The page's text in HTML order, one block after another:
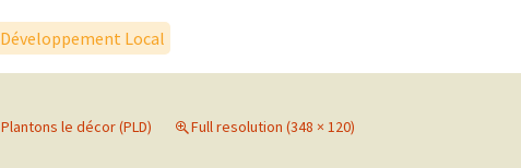
Développement Local
Plantons le décor (PLD) Full resolution (348 × 120)